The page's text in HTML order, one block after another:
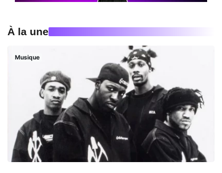
À la une
Musique